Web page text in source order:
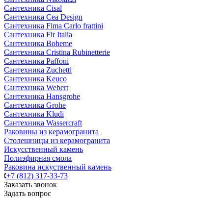
Сантехника Cisal
Сантехника Cea Design
Сантехника Fima Carlo frattini
Сантехника Fir Italia
Сантехника Boheme
Сантехника Cristina Rubinetterie
Сантехника Paffoni
Сантехника Zuchetti
Сантехника Keuco
Сантехника Webert
Сантехника Hansgrohe
Сантехника Grohe
Сантехника Kludi
Сантехника Wassercraft
Раковины из керамогранита
Столешницы из керамогранита
Искусственный камень
Полиэфирная смола
Раковина искуственный камень
+7 (812) 317-33-73
Заказать звонок
Задать вопрос